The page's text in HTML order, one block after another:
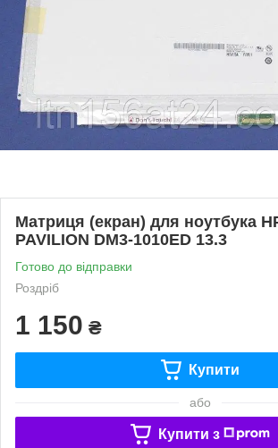
Матриця (екран) для ноутбука
PAVILION DM3-1010ED 13.3
Готово до відправки
Роздріб
1 150 ₴
Купити
або
Купити з